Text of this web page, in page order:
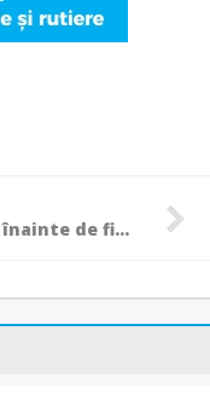
Marius Baciu, înainte de finala cu Dinamo: ”Sunt foarte bucuros că am luat trei goluri de la Botoșani!”